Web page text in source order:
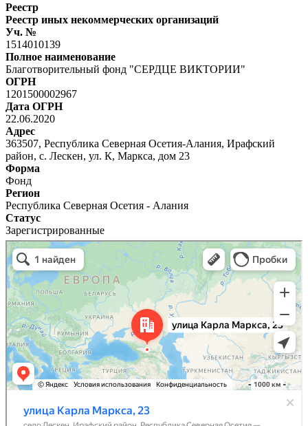
Реестр
Реестр иных некоммерческих организаций
Уч. №
1514010139
Полное наименование
Благотворительный фонд "СЕРДЦЕ ВИКТОРИИ"
ОГРН
1201500002967
Дата ОГРН
22.06.2020
Адрес
363507, Республика Северная Осетия-Алания, Ирафский
район, с. Лескен, ул. К, Маркса, дом 23
Форма
Фонд
Регион
Республика Северная Осетия - Алания
Статус
Зарегистрированные